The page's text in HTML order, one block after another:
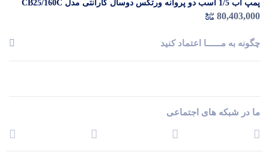
پمپ آب 1/5 اسب دو پروانه ورتکس دوسال گارانتی مدل CB25/160C
80,403,000
چگونه به مــــــا اعتماد کنید
ما در شبکه های اجتماعی